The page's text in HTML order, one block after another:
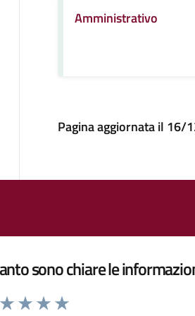
Amministrativo
Pagina aggiornata il 16/
sono chiare le
da 1 a 5 stelle la pagina